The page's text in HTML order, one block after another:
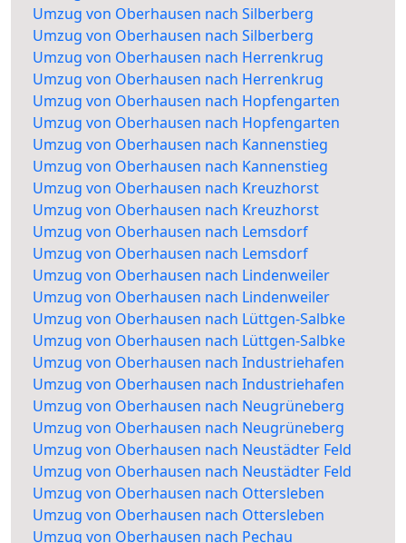
Umzug von Oberhausen nach Silberberg
Umzug von Oberhausen nach Silberberg
Umzug von Oberhausen nach Herrenkrug
Umzug von Oberhausen nach Herrenkrug
Umzug von Oberhausen nach Hopfengarten
Umzug von Oberhausen nach Hopfengarten
Umzug von Oberhausen nach Kannenstieg
Umzug von Oberhausen nach Kannenstieg
Umzug von Oberhausen nach Kreuzhorst
Umzug von Oberhausen nach Kreuzhorst
Umzug von Oberhausen nach Lemsdorf
Umzug von Oberhausen nach Lemsdorf
Umzug von Oberhausen nach Lindenweiler
Umzug von Oberhausen nach Lindenweiler
Umzug von Oberhausen nach Lüttgen-Salbke
Umzug von Oberhausen nach Lüttgen-Salbke
Umzug von Oberhausen nach Industriehafen
Umzug von Oberhausen nach Industriehafen
Umzug von Oberhausen nach Neugrüneberg
Umzug von Oberhausen nach Neugrüneberg
Umzug von Oberhausen nach Neustädter Feld
Umzug von Oberhausen nach Neustädter Feld
Umzug von Oberhausen nach Ottersleben
Umzug von Oberhausen nach Ottersleben
Umzug von Oberhausen nach Pechau